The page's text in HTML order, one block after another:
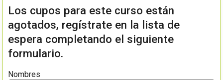
Los cupos para este curso están
agotados, regístrate en la lista de
espera completando el siguiente
formulario.
Nombres